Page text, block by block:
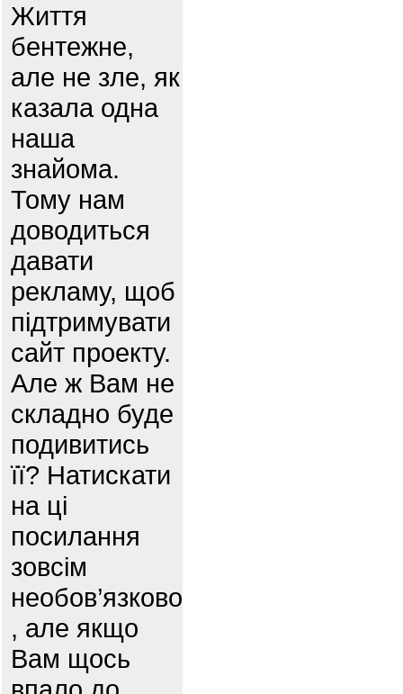
Життя
бентежне,
але не зле, як
казала одна
наша
знайома.
Тому нам
доводиться
давати
рекламу, щоб
підтримувати
сайт проекту.
Але ж Вам не
складно буде
подивитись
її? Натискати
на ці
посилання
зовсім
необов’язково
, але якщо
Вам щось